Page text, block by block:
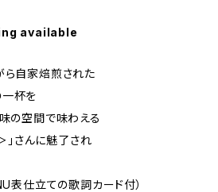
available
自家焙煎された
杯を
の空間で味わえる
」さんに魅了され
表仕立ての歌詞カード付）